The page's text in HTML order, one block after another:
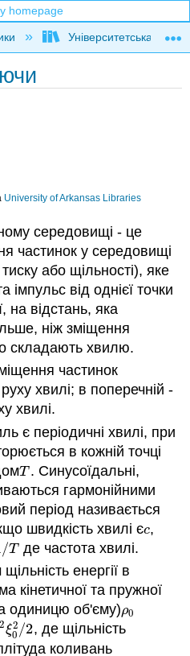
hierarchy
Університетська
University of Arkansas Libraries
середовищі - це
частинок у середовищі
або щільності), яке
імпульс від однієї точки
на відстань, яка
ніж зміщення
складають хвилю.
частинок
руху хвилі; в поперечній -
хвилі.
є періодичні хвилі, при
в кожній точці
T
T. Синусоїдальні,
гармонійними
період називається
швидкість хвилі єc
c,
/T де частота хвилі.
енергії в
кінетичної та пружної
одиницю об'єму)ρ0
ρ0
2ξ2
0 /2
02/2 , де щільність
коливань